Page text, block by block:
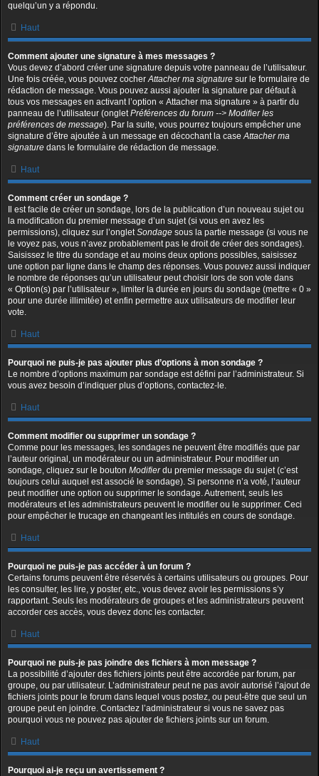
quelqu’un y a répondu.
Haut
Comment ajouter une signature à mes messages ?
Vous devez d’abord créer une signature depuis votre panneau de l’utilisateur.
Une fois créée, vous pouvez cocherAttacher ma signature sur le formulaire de
rédaction de message. Vous pouvez aussi ajouter la signature par défaut à
tous vos messages en activant l’option « Attacher ma signature » à partir du
panneau de l’utilisateur (ongletPréférences du forum --> Modifier les
préférences de message). Par la suite, vous pourrez toujours empêcher une
signature d’être ajoutée à un message en décochant la caseAttacher ma
signature dans le formulaire de rédaction de message.
Haut
Comment créer un sondage ?
Il est facile de créer un sondage, lors de la publication d’un nouveau sujet ou
la modification du premier message d’un sujet (si vous en avez les
permissions), cliquez sur l’ongletSondage sous la partie message (si vous ne
le voyez pas, vous n’avez probablement pas le droit de créer des sondages).
Saisissez le titre du sondage et au moins deux options possibles, saisissez
une option par ligne dans le champ des réponses. Vous pouvez aussi indiquer
le nombre de réponses qu’un utilisateur peut choisir lors de son vote dans
« Option(s) par l’utilisateur », limiter la durée en jours du sondage (mettre « 0 »
pour une durée illimitée) et enfin permettre aux utilisateurs de modifier leur
vote.
Haut
Pourquoi ne puis-je pas ajouter plus d’options à mon sondage ?
Le nombre d’options maximum par sondage est défini par l’administrateur. Si
vous avez besoin d’indiquer plus d’options, contactez-le.
Haut
Comment modifier ou supprimer un sondage ?
Comme pour les messages, les sondages ne peuvent être modifiés que par
l’auteur original, un modérateur ou un administrateur. Pour modifier un
sondage, cliquez sur le bouton Modifierdu premier message du sujet (c’est
toujours celui auquel est associé le sondage). Si personne n’a voté, l’auteur
peut modifier une option ou supprimer le sondage. Autrement, seuls les
modérateurs et les administrateurs peuvent le modifier ou le supprimer. Ceci
pour empêcher le trucage en changeant les intitulés en cours de sondage.
Haut
Pourquoi ne puis-je pas accéder à un forum ?
Certains forums peuvent être réservés à certains utilisateurs ou groupes. Pour
les consulter, les lire, y poster, etc., vous devez avoir les permissions s’y
rapportant. Seuls les modérateurs de groupes et les administrateurs peuvent
accorder ces accès, vous devez donc les contacter.
Haut
Pourquoi ne puis-je pas joindre des fichiers à mon message ?
La possibilité d’ajouter des fichiers joints peut être accordée par forum, par
groupe, ou par utilisateur. L’administrateur peut ne pas avoir autorisé l’ajout de
fichiers joints pour le forum dans lequel vous postez, ou peut-être que seul un
groupe peut en joindre. Contactez l’administrateur si vous ne savez pas
pourquoi vous ne pouvez pas ajouter de fichiers joints sur un forum.
Haut
Pourquoi ai-je reçu un avertissement ?